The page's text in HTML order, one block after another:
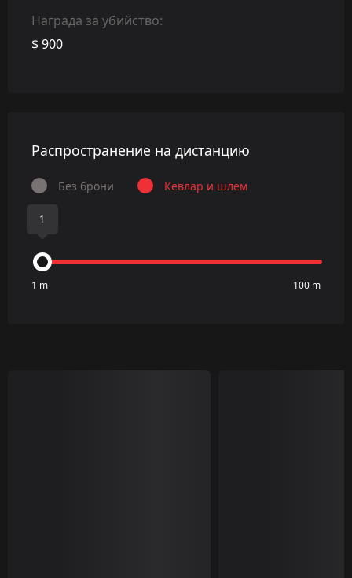
Награда за убийство:
$ 900
Распространение на дистанцию
Без брони Кевлар и шлем
1
1 m 100 m